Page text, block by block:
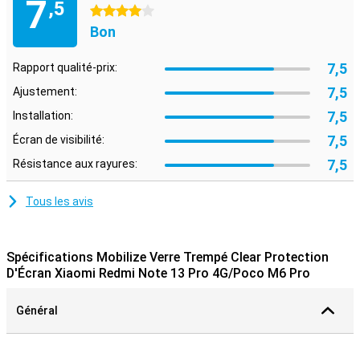
7,5
4 étoiles
Bon
Rapport qualité-prix: 7,5
Ajustement: 7,5
Installation: 7,5
Écran de visibilité: 7,5
Résistance aux rayures: 7,5
Tous les avis
Spécifications Mobilize Verre Trempé Clear Protection
D'Écran Xiaomi Redmi Note 13 Pro 4G/Poco M6 Pro
Général